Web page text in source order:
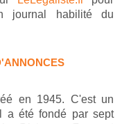
journal habilité du
en 1945. C'est un
a été fondé par sept